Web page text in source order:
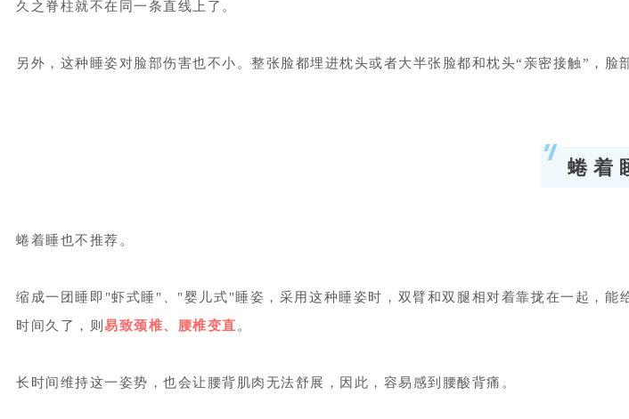
久之脊柱就不在同一条直线上了。
另外，这种睡姿对脸部伤害也不小。整张脸都埋进枕头或者大半张脸都和枕头“亲密接触”，脸
蜷 着
蜷着睡也不推荐。
缩成一团睡即"虾式睡"、"婴儿式"睡姿，采用这种睡姿时，双臂和双腿相对着靠拢在一起，
时间久了，则 易致颈椎、腰椎变直 。
长时间维持这一姿势，也会让腰背肌肉无法舒展，因此，容易感到腰酸背痛。